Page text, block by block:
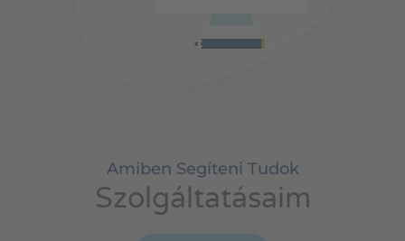
Amiben Segíteni Tudok
Szolgáltatásaim